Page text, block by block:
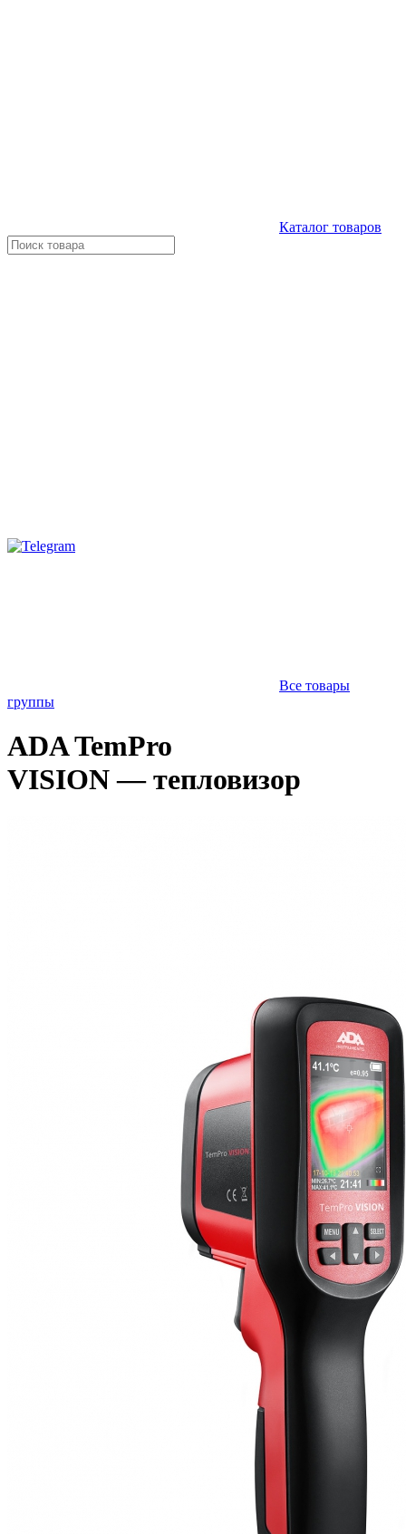
Каталог товаров
Все товары
группы
ADA TemPro
VISION — тепловизор